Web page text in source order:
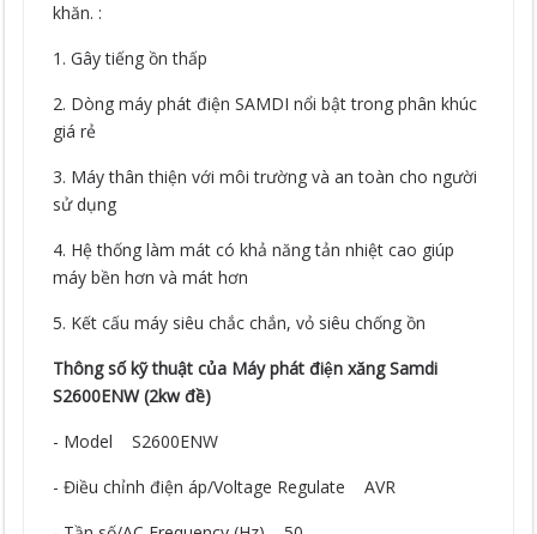
khăn. :
1. Gây tiếng ồn thấp
2. Dòng máy phát điện SAMDI nổi bật trong phân khúc
giá rẻ
3. Máy thân thiện với môi trường và an toàn cho người
sử dụng
4. Hệ thống làm mát có khả năng tản nhiệt cao giúp
máy bền hơn và mát hơn
5. Kết cấu máy siêu chắc chắn, vỏ siêu chống ồn
Thông số kỹ thuật của Máy phát điện xăng Samdi
S2600ENW (2kw đề)
- Model S2600ENW
- Điều chỉnh điện áp/Voltage Regulate AVR